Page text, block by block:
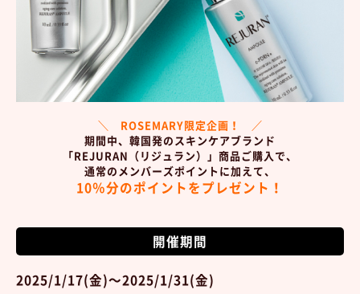
＼ ROSEMARY限定企画！ ／
期間中、韓国発のスキンケアブランド
「REJURAN（リジュラン）」商品ご購入で、
通常のメンバーズポイントに加えて、
10％分のポイントをプレゼント！
開催期間
2025/1/17(金)～2025/1/31(金)